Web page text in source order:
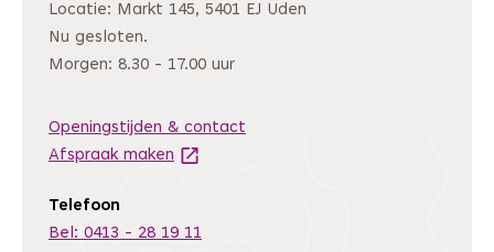
Locatie: Markt 145, 5401 EJ Uden
Nu gesloten.
Morgen: 8.30 - 17.00 uur
Openingstijden & contact
Afspraak maken (Deze link gaat naar een andere
Telefoon
Bel: 0413 - 28 19 11